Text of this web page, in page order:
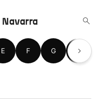
Navarra
E F G H